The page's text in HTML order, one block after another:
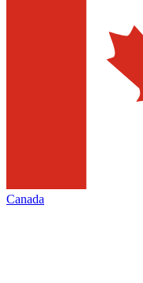
Canada